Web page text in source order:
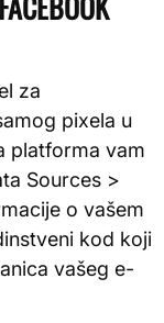
za
pixela u
platforma vam
Sources >
o vašem
kod koji
vašeg e-